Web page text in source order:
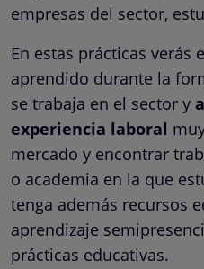
empresas del sector,
En estas prácticas verás
aprendido durante la
se trabaja en el sector y
experiencia laboral
mercado y encontrar
o academia en la que
tenga además recursos
aprendizaje
prácticas educativas.